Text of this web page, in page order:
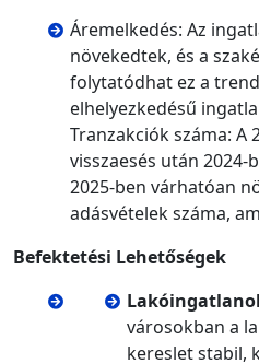
Áremelkedés: Az
növekedtek, és a
folytatódhat ez a
elhelyezkedésű
Tranzakciók száma: A
visszaesés után
2025-ben várhatóan
adásvételek száma,
Befektetési Lehetőségek
városokban a
kereslet stabil,